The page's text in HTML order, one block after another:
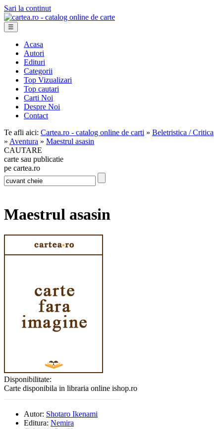
Sari la continut
☰
Acasa
Autori
Edituri
Categorii
Top Vizualizari
Top cautari
Carti Noi
Despre Noi
Contact
Te afli aici: Cartea.ro - catalog online de carti » Beletristica / Critica
» Aventura » Maestrul asasin
CAUTARE
carte sau publicatie
pe cartea.ro
Maestrul asasin
Disponibilitate:
Carte disponibila in libraria online ishop.ro
Autor: Shotaro Ikenami
Editura: Nemira